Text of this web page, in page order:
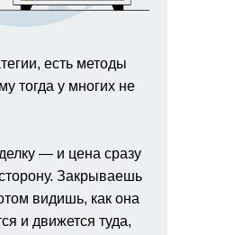
есть методы
тогда у многих не
— и цена сразу
Закрываешь
видишь, как она
и движется туда,